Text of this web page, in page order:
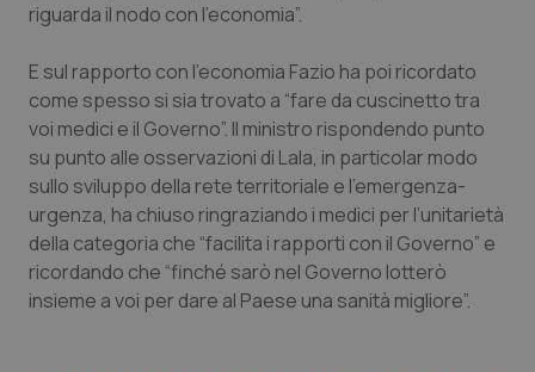
Marche
Molise
Piemonte
Provincia Autonoma di Bolzano
Provincia Autonoma di Trento
Donna & Salute
Epatiti
HIV
Infezioni & Febbre
Ipertensione & Scompenso
riguarda il nodo con l’economia”.
E sul rapporto con l’economia Fazio ha poi ricordato
come spesso si sia trovato a “fare da cuscinetto tra
voi medici e il Governo”. Il ministro rispondendo punto
su punto alle osservazioni di Lala, in particolar modo
sullo sviluppo della rete territoriale e l’emergenza-
urgenza, ha chiuso ringraziando i medici per l’unitarietà
della categoria che “facilita i rapporti con il Governo” e
ricordando che “finché sarò nel Governo lotterò
insieme a voi per dare al Paese una sanità migliore”.